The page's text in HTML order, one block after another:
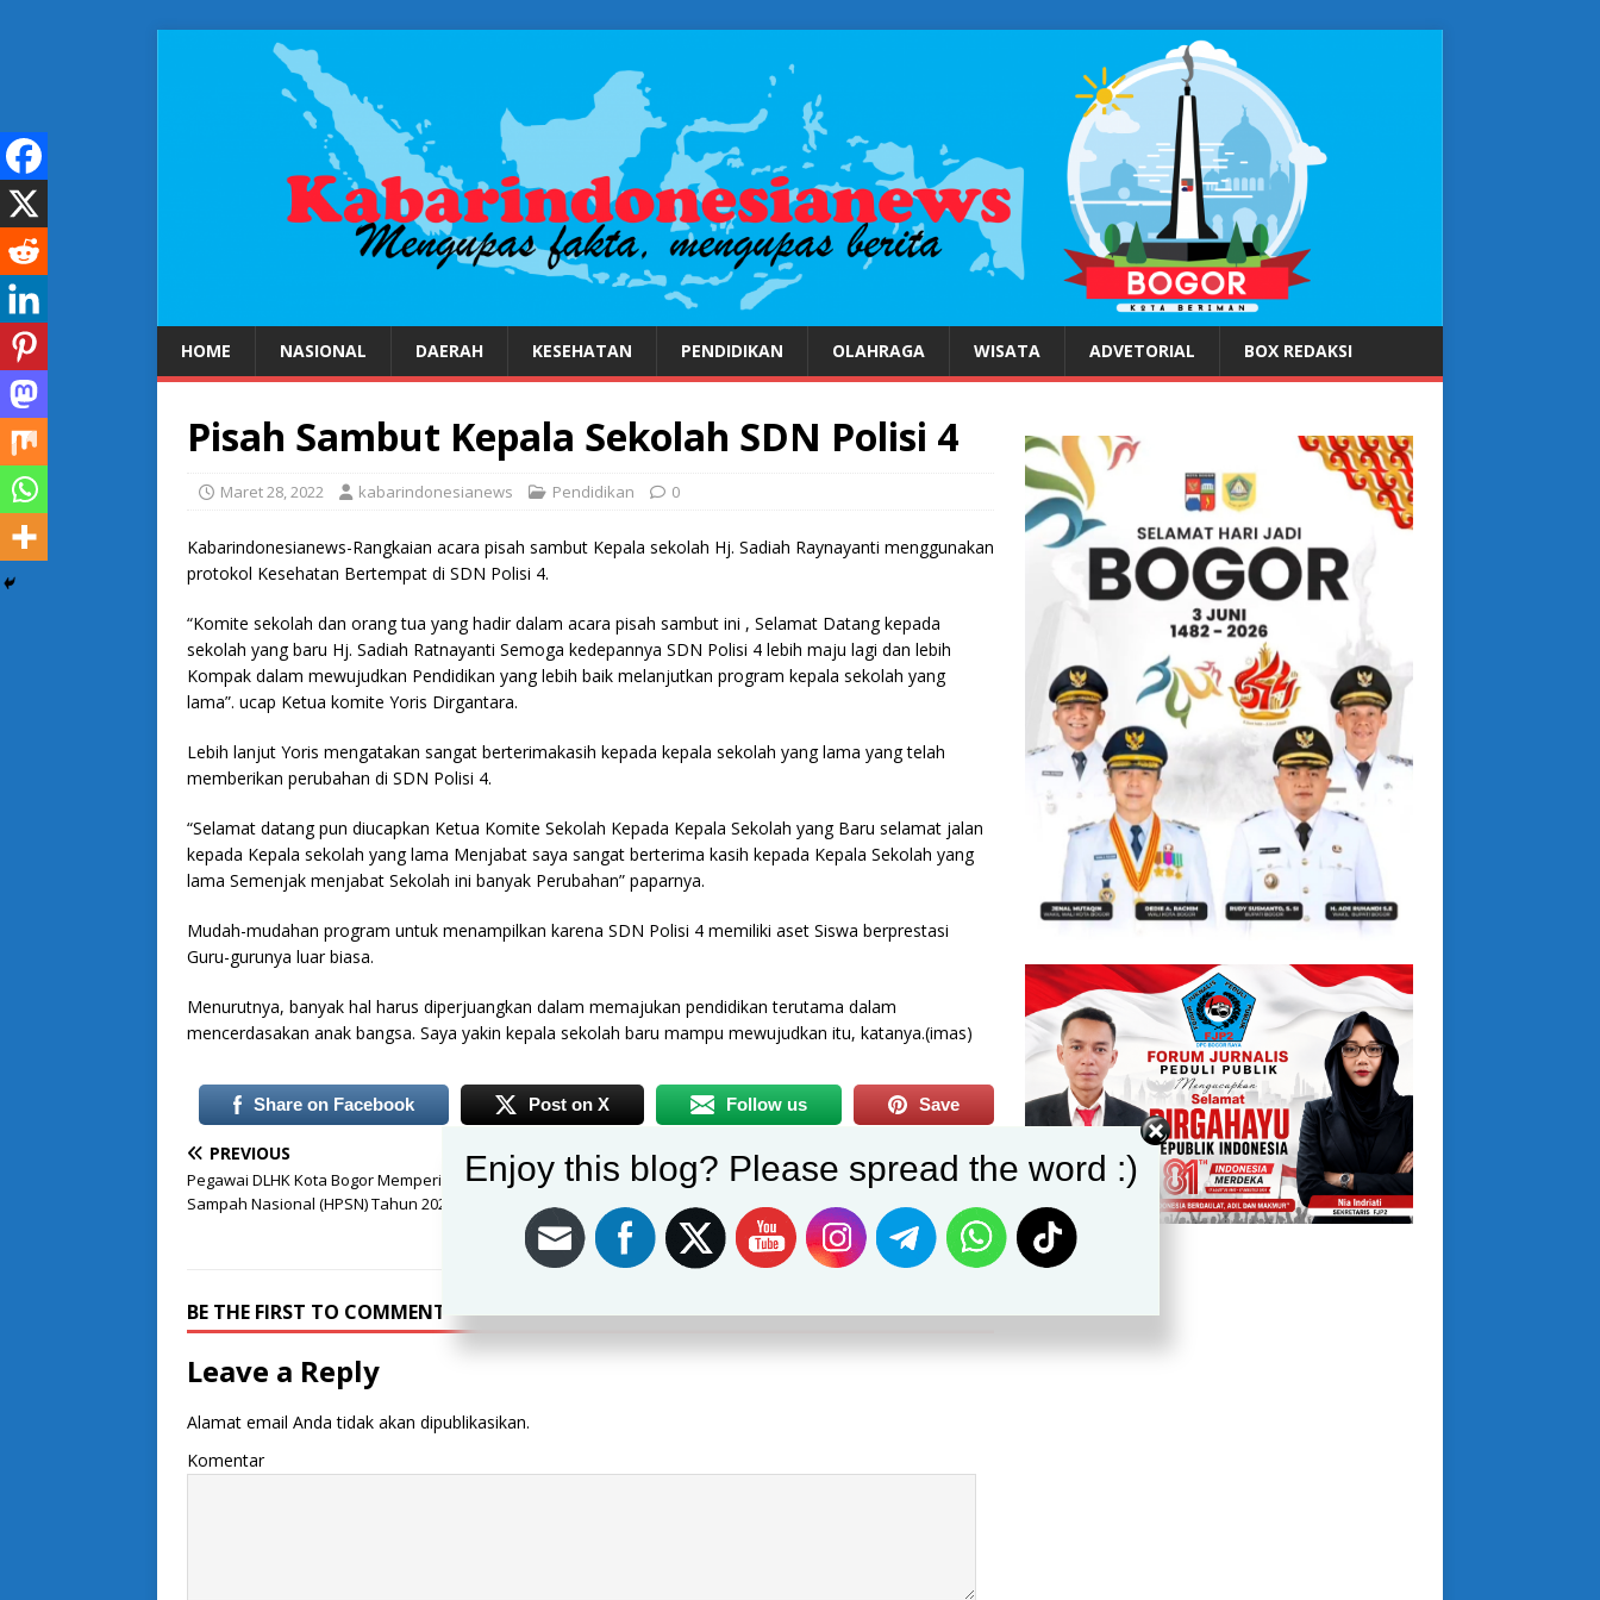
HOME NASIONAL DAERAH KESEHATAN PENDIDIKAN OLAHRAGA WISATA ADVETORIAL BOX REDAKSI
Pisah Sambut Kepala Sekolah SDN Polisi 4
Maret 28, 2022 kabarindonesianews Pendidikan 0
Kabarindonesianews-Rangkaian acara pisah sambut Kepala sekolah Hj. Sadiah Raynayanti menggunakan
protokol Kesehatan Bertempat di SDN Polisi 4.
“Komite sekolah dan orang tua yang hadir dalam acara pisah sambut ini , Selamat Datang kepada
sekolah yang baru Hj. Sadiah Ratnayanti Semoga kedepannya SDN Polisi 4 lebih maju lagi dan lebih
Kompak dalam mewujudkan Pendidikan yang lebih baik melanjutkan program kepala sekolah yang
lama”. ucap Ketua komite Yoris Dirgantara.
Lebih lanjut Yoris mengatakan sangat berterimakasih kepada kepala sekolah yang lama yang telah
memberikan perubahan di SDN Polisi 4.
“Selamat datang pun diucapkan Ketua Komite Sekolah Kepada Kepala Sekolah yang Baru selamat jalan
kepada Kepala sekolah yang lama Menjabat saya sangat berterima kasih kepada Kepala Sekolah yang
lama Semenjak menjabat Sekolah ini banyak Perubahan” paparnya.
Mudah-mudahan program untuk menampilkan karena SDN Polisi 4 memiliki aset Siswa berprestasi
Guru-gurunya luar biasa.
Menurutnya, banyak hal harus diperjuangkan dalam memajukan pendidikan terutama dalam
mencerdasakan anak bangsa. Saya yakin kepala sekolah baru mampu mewujudkan itu, katanya.(imas)
Share on Facebook Post on X Follow us Save
PREVIOUS
Pegawai DLHK Kota Bogor Memperingati Hari Peduli
Sampah Nasional (HPSN) Tahun 2022
NEXT
Kapolsek Dramaga Monitoring Ketersediaan Minyak
Goreng Di Pasar Tradisional , Swalayan Wilayah
Dramaga
BE THE FIRST TO COMMENT
Leave a Reply
Alamat email Anda tidak akan dipublikasikan.
Komentar
Enjoy this blog? Please spread the word :)